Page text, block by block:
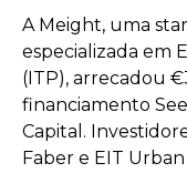
A Meight, uma
especializada em
(ITP), arrecadou
financiamento
Capital.
Faber e EIT